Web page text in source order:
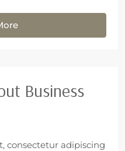
Business
consectetur adipiscing